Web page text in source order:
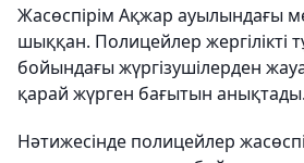
Жасөспірім Ақжар ауылындағы
шыққан. Полицейлер жергілікті
бойындағы жүргізушілерден
қарай жүрген бағытын анықтады.
Нәтижесінде полицейлер